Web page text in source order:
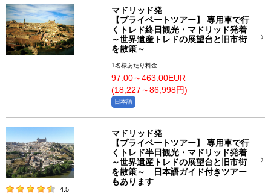
マドリッド発
【プライベートツアー】 専用車で行
くトレド終日観光・マドリッド発着
～世界遺産トレドの展望台と旧市街
を散策～
1名様あたり料金
97.00～463.00EUR
(18,227～86,998円)
日本語
4.5
マドリッド発
【プライベートツアー】 専用車で行
くトレド半日観光・マドリッド発着
～世界遺産トレドの展望台と旧市街
を散策～ 日本語ガイド付きツアー
もあります